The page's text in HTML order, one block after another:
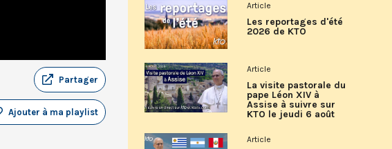
Partager
Ajouter à ma playlist
Article
Les reportages d'été
2026 de KTO
Article
La visite pastorale du
pape Léon XIV à
Assise à suivre sur
KTO le jeudi 6 août
Article